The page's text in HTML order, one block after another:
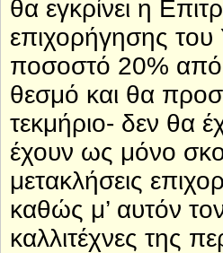
θα εγκρίνει η
επιχορήγησης
ποσοστό 20%
θεσμό και θα
τεκμήριο- δεν θα
έχουν ως μόνο
μετακλήσεις
καθώς μ’ αυτόν
καλλιτέχνες της